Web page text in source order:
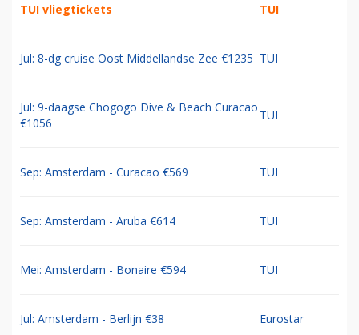
TUI vliegtickets TUI
Jul: 8-dg cruise Oost Middellandse Zee €1235 TUI
Jul: 9-daagse Chogogo Dive & Beach Curacao
€1056
TUI
Sep: Amsterdam - Curacao €569 TUI
Sep: Amsterdam - Aruba €614 TUI
Mei: Amsterdam - Bonaire €594 TUI
Jul: Amsterdam - Berlijn €38 Eurostar